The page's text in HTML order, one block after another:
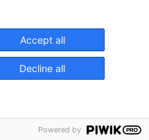
Accept all
Decline all
Powered by